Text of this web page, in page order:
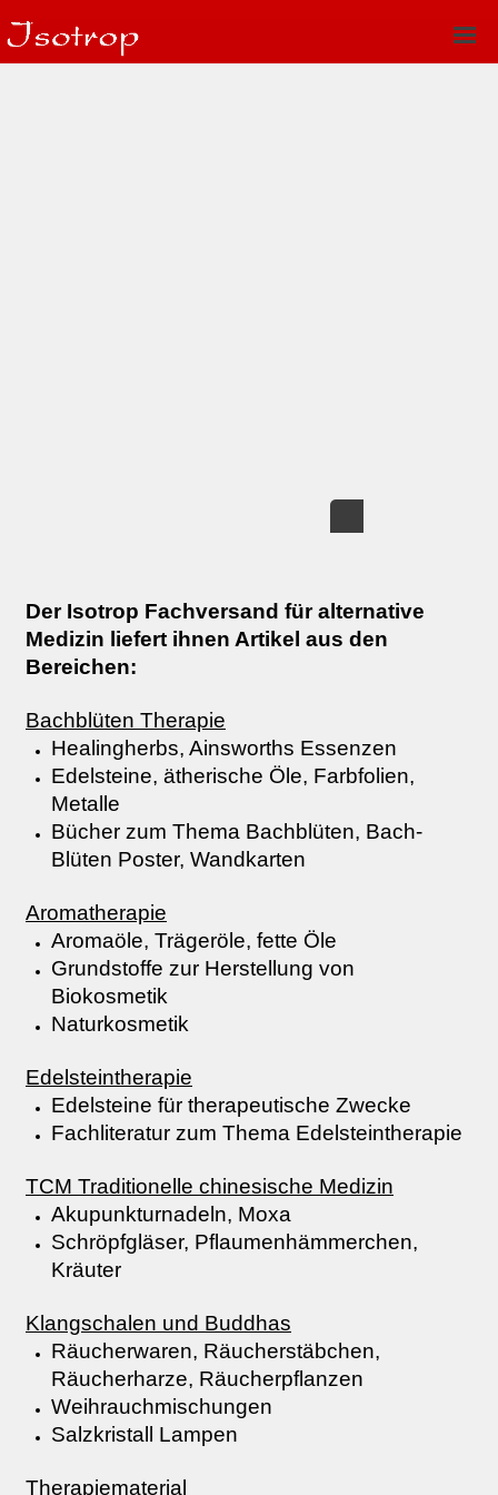
Der Isotrop Fachversand für alternative
Medizin liefert ihnen Artikel aus den
Bereichen:
Bachblüten Therapie
Healingherbs, Ainsworths Essenzen
Edelsteine, ätherische Öle, Farbfolien,
Metalle
Bücher zum Thema Bachblüten, Bach-
Blüten Poster, Wandkarten
Aromatherapie
Aromaöle, Trägeröle, fette Öle
Grundstoffe zur Herstellung von
Biokosmetik
Naturkosmetik
Edelsteintherapie
Edelsteine für therapeutische Zwecke
Fachliteratur zum Thema Edelsteintherapie
TCM Traditionelle chinesische Medizin
Akupunkturnadeln, Moxa
Schröpfgläser, Pflaumenhämmerchen,
Kräuter
Klangschalen und Buddhas
Räucherwaren, Räucherstäbchen,
Räucherharze, Räucherpflanzen
Weihrauchmischungen
Salzkristall Lampen
Therapiematerial